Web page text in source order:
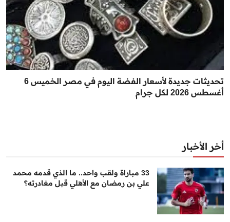
تحديثات جديدة لأسعار الفضة اليوم في مصر الخميس 6
أغسطس 2026 لكل جرام
أخر الأخبار
33 مباراة ولقب واحد.. ما الذي قدمه محمد
علي بن رمضان مع الأهلي قبل مغادرته؟